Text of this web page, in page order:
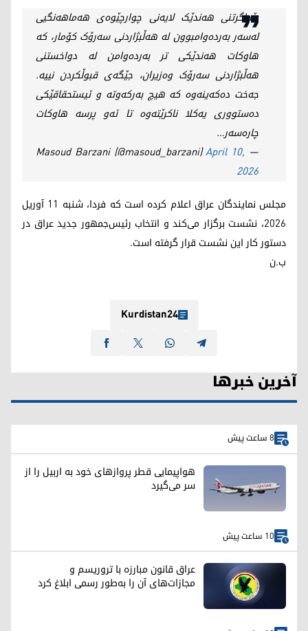
پێداگرتنی هەندێک لایەنی چوارچێوەی هەماهەنگیی
لەسەر بەردەوامبوون لە هەڵبژاردنی سەرۆک کۆمار، کە
هاوکات هەندێکی تر بەردەوامن لە دواخستنی
هەڵبژاردنی سەرۆک وەزیران، جێگەی قبوڵکردن نییە.
جەخت دەکەینەوە کە هیچ بەرکەوتە و ئیستحقاقێکی
دەستووری یەکلا ناکرێتەوە تا ئەو پرسە هاوکات
چارەسەر…
— Masoud Barzani (@masoud_barzani)
April 10,
2026
مجلس نمایندگان عراق اعلام کرده است که فردا، شنبه ۱۱ آوریل
۲۰۲۶، نشست برگزار می‌کند و انتخاب رئیس‌جمهور جدید عراق در
دستور کار این نشست قرار گرفته است.
ب.ن
Kurdistan24
آخرین خبرها
8 ساعت پیش
هواپیمایی قطر پروازهای خود به اربیل را از
سر می‌گیرد
10 ساعت پیش
عراق قانون مبارزه با تروریسم و
مجازات‌های آن را به‌طور رسمی ابلاغ کرد